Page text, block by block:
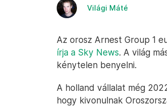
Világi Máté
Az orosz Arnest Group 1
írja a Sky News. A világ
kénytelen benyelni.
A holland vállalat még
hogy kivonulnak